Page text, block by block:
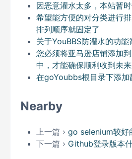
因恶意灌水太多，本站暂
希望能方便的对分类进行
排列顺序就固定了
关于YouBBS防灌水的功能
您必须将亚马逊店铺添加
中，才能确保顺利收到未
在goYoubbs根目录下添加
Nearby
上一篇 › go selenium较好
下一篇 › Github登录版本